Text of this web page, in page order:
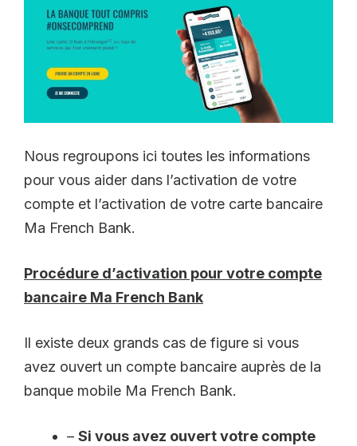
Nous regroupons ici toutes les informations
pour vous aider dans l’activation de votre
compte et l’activation de votre carte bancaire
Ma French Bank.
Procédure d’activation pour votre compte
bancaire Ma French Bank
Il existe deux grands cas de figure si vous
avez ouvert un compte bancaire auprès de la
banque mobile Ma French Bank.
– Si vous avez ouvert votre compte